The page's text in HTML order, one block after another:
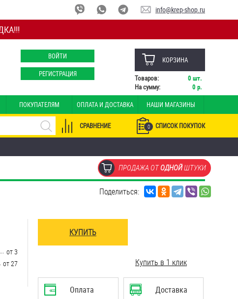
info@krep-shop.ru
ВОЙТИ
РЕГИСТРАЦИЯ
КОРЗИНА
Товаров: 0 шт.
На сумму:
0 р.
ПОКУПАТЕЛЯМ ОПЛАТА И ДОСТАВКА НАШИ МАГАЗИНЫ
0 СПИСОК ПОКУПОК
СРАВНЕНИЕ
ПРОДАЖА ОТОДНОЙШТУКИ
Поделиться:
от 3
от 27
КУПИТЬ
Купить в 1 клик
Оплата Доставка